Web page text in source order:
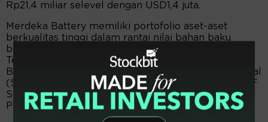
Rp21,4 miliar selevel dengan USD1,4 juta.
Merdeka Battery memiliki portofolio aset-aset
berkualitas tinggi dalam rantai nilai bahan baku
baterai terletak di Sulawesi Tengah dan Sulawesi
Tenggara, Indonesia. Aset-aset utama Merdeka
Battery terdiri dari Tambang Sulawesi Cahaya Mineral
(SCM), Rotary Kiln-Electric Furnace Smelters (RKEF
Smelters), Konverter Nikel Matte (Nikel Matte), dan
Proyek Acid Iron Metal (Proyek AIM).